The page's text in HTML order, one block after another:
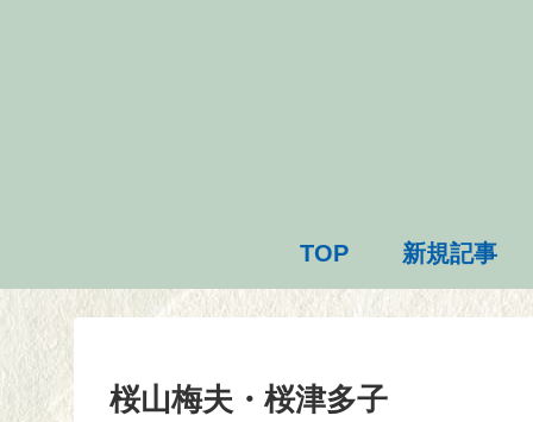
TOP 新規記事
桜山梅夫・桜津多子